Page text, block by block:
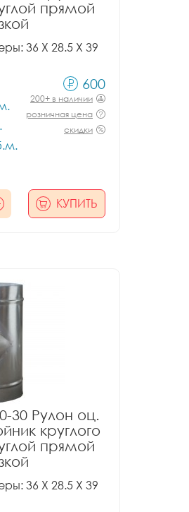
прямой
36 X 28.5 X 39
600
200+ в наличии
розничная цена
скидки
КУПИТЬ
30 Рулон оц.
круглого
прямой
36 X 28.5 X 39